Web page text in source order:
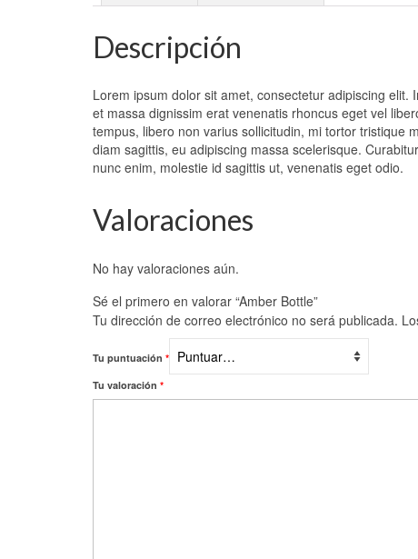
Descripción
Lorem ipsum dolor sit amet, consectetur adipiscing
et massa dignissim erat venenatis rhoncus eget vel
tempus, libero non varius sollicitudin, mi tortor tristique
diam sagittis, eu adipiscing massa scelerisque.
nunc enim, molestie id sagittis ut, venenatis eget odio.
Valoraciones
No hay valoraciones aún.
Sé el primero en valorar “Amber Bottle”
Tu dirección de correo electrónico no será publicada.
Tu puntuación *
Tu valoración *